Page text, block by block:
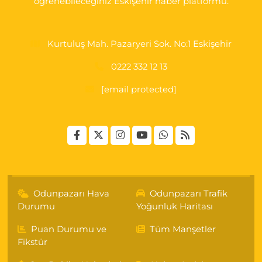
Kurtuluş Mah. Pazaryeri Sok. No:1 Eskişehir
0222 332 12 13
[email protected]
Odunpazarı Hava
Durumu
Odunpazarı Trafik
Yoğunluk Haritası
Puan Durumu ve
Fikstür
Tüm Manşetler